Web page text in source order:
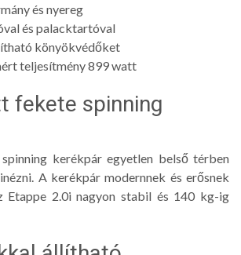
és nyereg
és palacktartóval
könyökvédőket
teljesítmény 899 watt
fekete spinning
kerékpár egyetlen belső térben
A kerékpár modernnek és erősnek
Etappe 2.0i nagyon stabil és 140 kg-ig